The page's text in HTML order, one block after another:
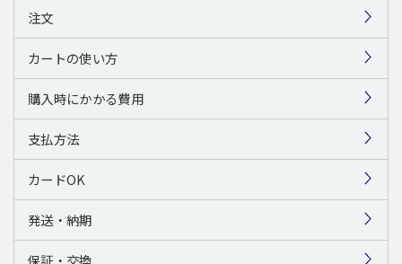
注文
カートの使い方
購入時にかかる費用
支払方法
カードOK
発送・納期
保証・交換